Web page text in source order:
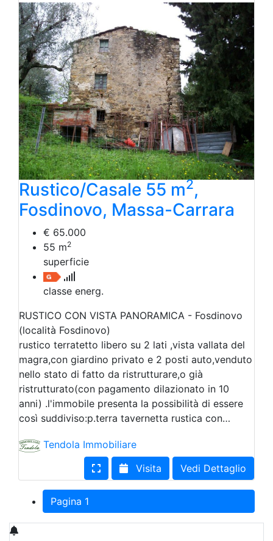
Rustico/Casale 55 m2,
Fosdinovo, Massa-Carrara
€ 65.000
55 m2
superficie
classe energ.
RUSTICO CON VISTA PANORAMICA - Fosdinovo
(località Fosdinovo)
rustico terratetto libero su 2 lati ,vista vallata del
magra,con giardino privato e 2 posti auto,venduto
nello stato di fatto da ristrutturare,o già
ristrutturato(con pagamento dilazionato in 10
anni) .l'immobile presenta la possibilità di essere
così suddiviso:p.terra tavernetta rustica con…
Tendola Immobiliare
Visita
Vedi Dettaglio
Pagina 1